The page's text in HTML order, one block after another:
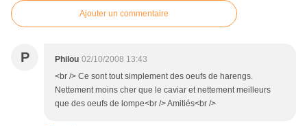
Ajouter un commentaire
P Philou 02/10/2008 13:43
<br /> Ce sont tout simplement des oeufs de harengs.
Nettement moins cher que le caviar et nettement meilleurs
que des oeufs de lompe<br /> Amitiés<br />